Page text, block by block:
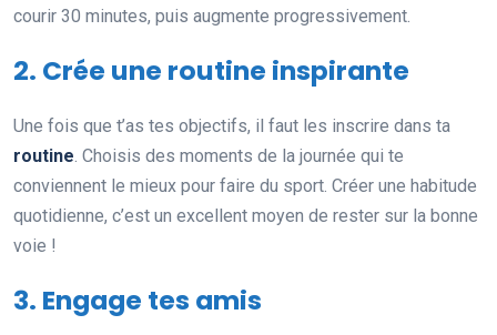
courir 30 minutes, puis augmente progressivement.
2. Crée une routine inspirante
Une fois que t’as tes objectifs, il faut les inscrire dans ta
routine. Choisis des moments de la journée qui te
conviennent le mieux pour faire du sport. Créer une habitude
quotidienne, c’est un excellent moyen de rester sur la bonne
voie !
3. Engage tes amis